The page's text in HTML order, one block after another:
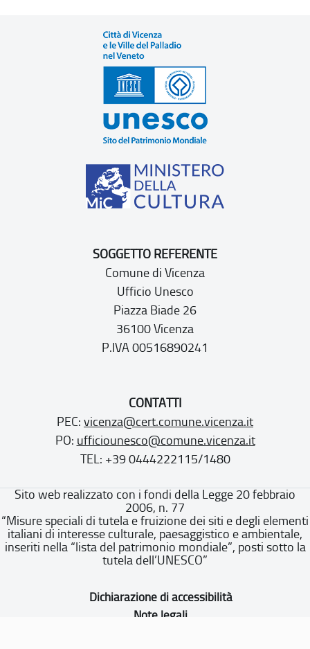
SOGGETTO REFERENTE
Comune di Vicenza
Ufficio Unesco
Piazza Biade 26
36100 Vicenza
P.IVA 00516890241
CONTATTI
PEC: vicenza@cert.comune.vicenza.it
PO: ufficiounesco@comune.vicenza.it
TEL: +39 0444222115/1480
Sito web realizzato con i fondi della Legge 20 febbraio
2006, n. 77
“Misure speciali di tutela e fruizione dei siti e degli elementi
italiani di interesse culturale, paesaggistico e ambientale,
inseriti nella “lista del patrimonio mondiale”, posti sotto la
tutela dell’UNESCO”
Dichiarazione di accessibilità
Note legali